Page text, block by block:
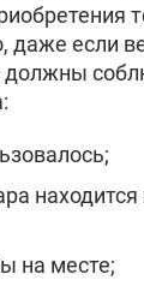
даже если
на месте;